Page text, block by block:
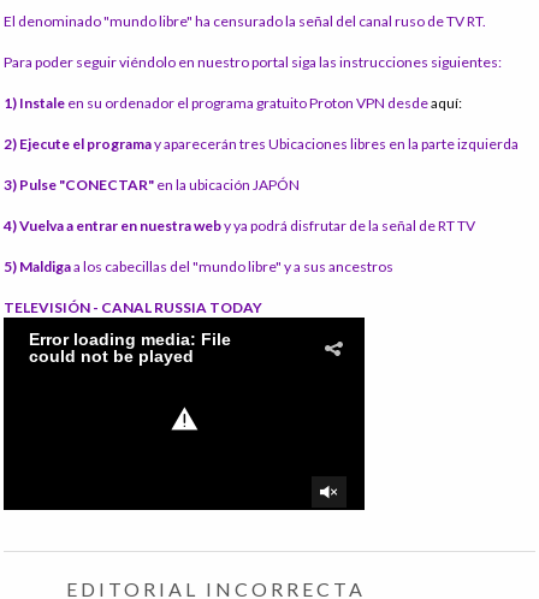
El denominado "mundo libre" ha censurado la señal del canal ruso de TV RT.
Para poder seguir viéndolo en nuestro portal siga las instrucciones siguientes:
1) Instale en su ordenador el programa gratuito Proton VPN desdeaquí:
2) Ejecute el programay aparecerán tres Ubicaciones libres en la parte izquierda
3) Pulse "CONECTAR" en la ubicación JAPÓN
4) Vuelva a entrar en nuestra weby ya podrá disfrutar de la señal de RT TV
5) Maldigaa los cabecillas del "mundo libre" y a sus ancestros
TELEVISIÓN - CANAL RUSSIA TODAY
EDITORIAL INCORRECTA